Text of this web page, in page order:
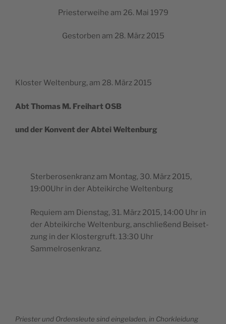
Pries­ter­weihe am 26. Mai 1979
Ges­tor­ben am 28. März 2015
Klos­ter Wel­ten­burg, am 28. März 2015
Abt Tho­mas M. Frei­hart OSB
und der Konvent der Abtei Weltenburg
Ster­be­ro­sen­kranz am Mon­tag, 30. März 2015,
19:00Uhr in der Abtei­kirche Weltenburg
Requiem am Diens­tag, 31. März 2015, 14:00 Uhr in
der Abtei­kirche Wel­ten­burg, anschließend Bei­set­
zung in der Klos­ter­gruft. 13:30 Uhr
Sammelrosenkranz.
Pries­ter und Ordens­leute sind ein­ge­la­den, in Chork­lei­dung